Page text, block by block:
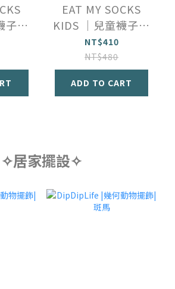
子｜
EAT MY SOCKS
KIDS ｜兒童襪子｜
生日蛋糕
NT$410
NT$480
ADD TO CART
✧居家擺設✧